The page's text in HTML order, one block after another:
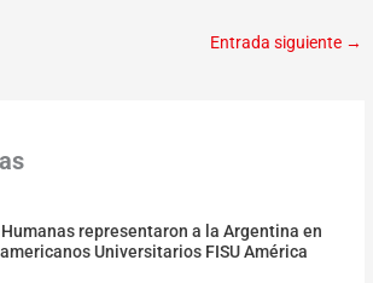
Entrada siguiente →
representaron a la Argentina en
Universitarios FISU América